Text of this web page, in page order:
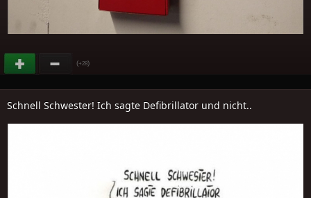
(+28)
Schnell Schwester! Ich sagte Defibrillator und nicht..